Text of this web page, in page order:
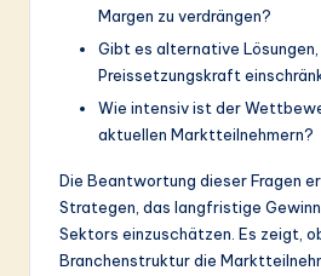
Margen zu verdrängen?
Gibt es alternative Lösungen,
Preissetzungskraft
Wie intensiv ist der
aktuellen Marktteilnehmern?
Die Beantwortung dieser Fragen
Strategen, das langfristige
Sektors einzuschätzen. Es zeigt,
Branchenstruktur die